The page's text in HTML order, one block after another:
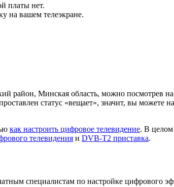
платы нет.
на вашем телеэкране.
район, Минская область, можно посмотрев на
статус «вещает», значит, вы можете
как настроить цифровое телевидение. В целом
телевидения и DVB-T2 приставка.
специалистам по настройке цифрового